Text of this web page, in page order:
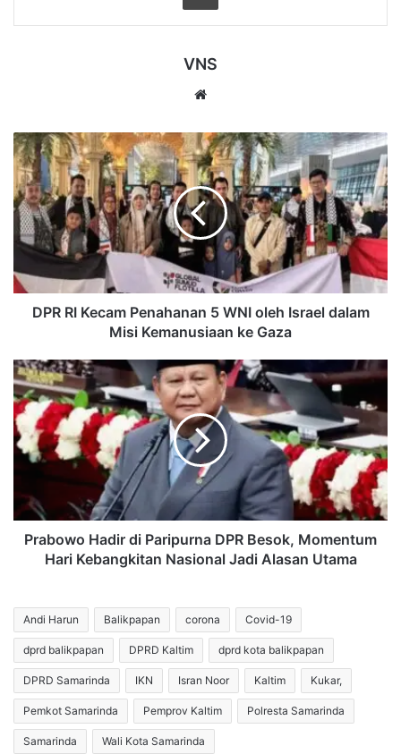
VNS
DPR
RI
Kecam
Penahanan
5
WNI
oleh
Israel
dalam
Misi
Gaza
DPR RI Kecam Penahanan 5 WNI oleh Israel dalam
Misi Kemanusiaan ke Gaza
Prabowo
Hadir
di
Paripurna
DPR
Besok,
Hari
Kebangkitan
Nasional
Prabowo Hadir di Paripurna DPR Besok, Momentum
Hari Kebangkitan Nasional Jadi Alasan Utama
Andi Harun Balikpapan corona Covid-19
dprd balikpapan DPRD Kaltim dprd kota balikpapan
DPRD Samarinda IKN Isran Noor Kaltim Kukar,
Pemkot Samarinda Pemprov Kaltim Polresta Samarinda
Samarinda Wali Kota Samarinda